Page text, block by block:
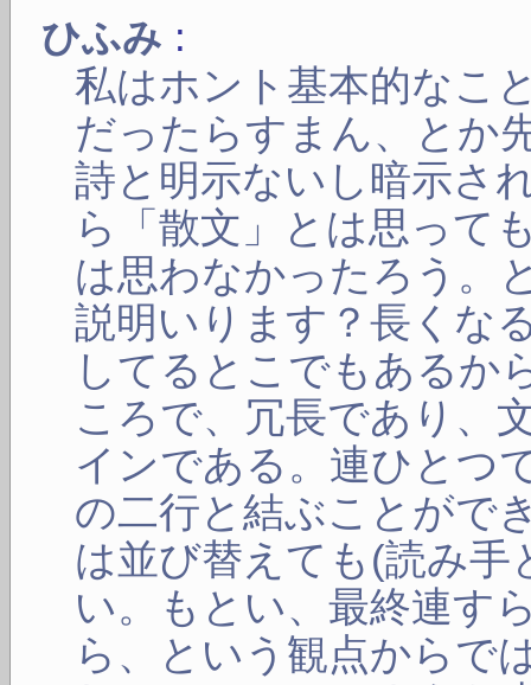
ひふみ :
私はホント基本的なこ
だったらすまん、とか
詩と明示ないし暗示さ
ら「散文」とは思って
は思わなかったろう。
説明いります？長くな
してるとこでもあるか
ころで、冗長であり、
インである。連ひとつ
の二行と結ぶことがで
は並び替えても(読み
い。もとい、最終連す
ら、という観点からで